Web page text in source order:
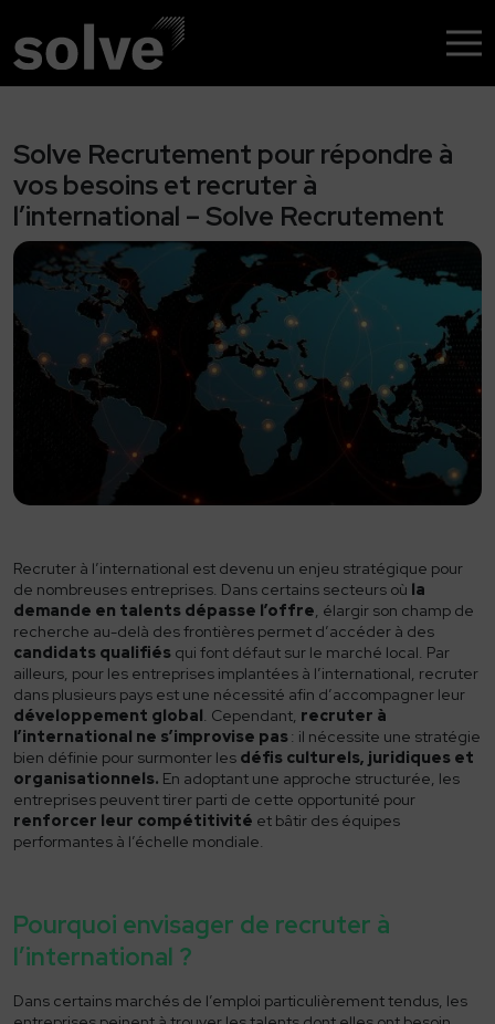
Recrutement profils rares
Chasseur de Têtes
Assessment
Accompagnement de dirigeants et
cadres
RPO
Management de transition
Hôtellerie et restauration
Transport et Logistique
Distribution
Finance et comptabilité
Fonction commerciale
Energie
Digital
Pourquoi Solve
À propos
L’équipe
Solve Recrutement pour répondre à
vos besoins et recruter à
l’international – Solve Recrutement
Recruter à l’international est devenu un enjeu stratégique pour
de nombreuses entreprises. Dans certains secteurs où la
demande en talents dépasse l’offre, élargir son champ de
recherche au-delà des frontières permet d’accéder à des
candidats qualifiés qui font défaut sur le marché local. Par
ailleurs, pour les entreprises implantées à l’international, recruter
dans plusieurs pays est une nécessité afin d’accompagner leur
développement global. Cependant, recruter à
l’international ne s’improvise pas: il nécessite une stratégie
bien définie pour surmonter les défis culturels, juridiques et
organisationnels. En adoptant une approche structurée, les
entreprises peuvent tirer parti de cette opportunité pour
renforcer leur compétitivité et bâtir des équipes
performantes à l’échelle mondiale.
Pourquoi envisager de recruter à
l’international ?
Dans certains marchés de l’emploi particulièrement tendus, les